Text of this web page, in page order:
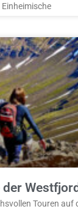
der
Touren auf